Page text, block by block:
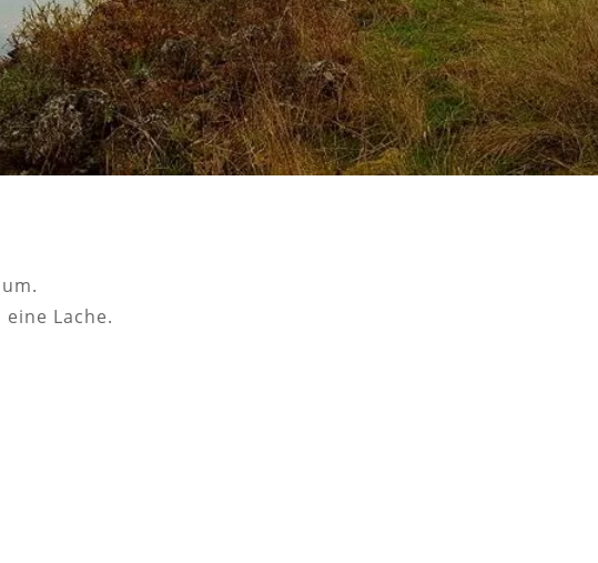
Lache.